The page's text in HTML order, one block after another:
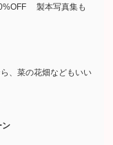
製本写真集も
、菜の花畑などもいい
ン